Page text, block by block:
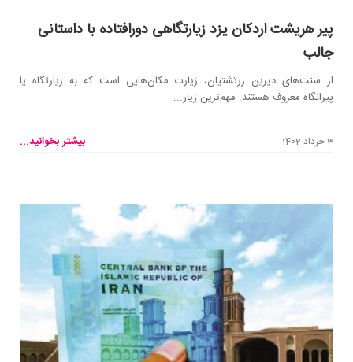
پیر هریشت اردکان یزد زیارتگاهی دورافتاده با داستانی
جالب
از سنت‌های دیرین زرتشتیان، زیارت مکان‌هایی است که به زیارتگاه یا
پیرانگاه معروف هستند. مهم‌ترین زیار...
3 خرداد 1402 بیشتر بخوانید...